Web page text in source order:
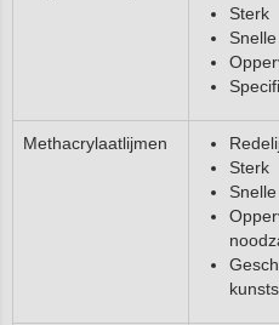
Sterk
Methacrylaatlijmen
Sterk